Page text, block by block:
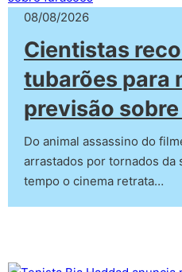
08/08/2026
Cientistas
tubarões para
previsão
Do animal assassino do
arrastados por tornados da
tempo o cinema retrata…